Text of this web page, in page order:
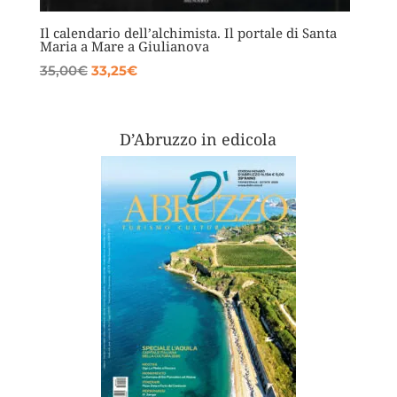
Il calendario dell’alchimista. Il portale di Santa
Maria a Mare a Giulianova
35,00€ Il
35,00€.
33,25€Il
è:
33,25€.
D’Abruzzo in edicola